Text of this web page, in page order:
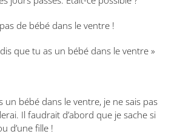
de bébé dans le ventre !
que tu as un bébé dans le ventre »
un bébé dans le ventre, je ne sais pas
Il faudrait d’abord que je sache si
d’une fille !